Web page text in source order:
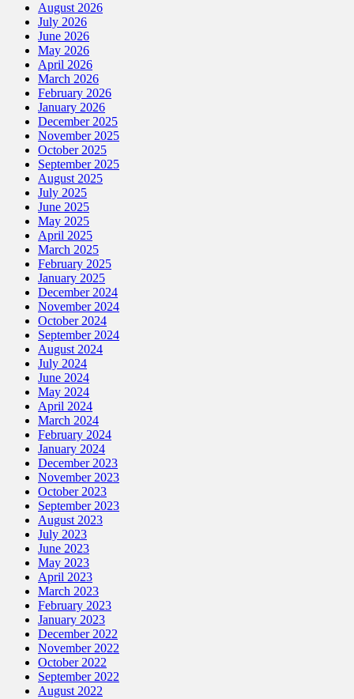
August 2026
July 2026
June 2026
May 2026
April 2026
March 2026
February 2026
January 2026
December 2025
November 2025
October 2025
September 2025
August 2025
July 2025
June 2025
May 2025
April 2025
March 2025
February 2025
January 2025
December 2024
November 2024
October 2024
September 2024
August 2024
July 2024
June 2024
May 2024
April 2024
March 2024
February 2024
January 2024
December 2023
November 2023
October 2023
September 2023
August 2023
July 2023
June 2023
May 2023
April 2023
March 2023
February 2023
January 2023
December 2022
November 2022
October 2022
September 2022
August 2022